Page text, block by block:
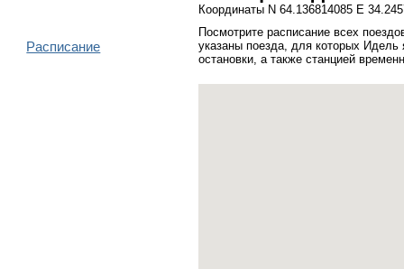
Координаты N 64.136814085 E
Посмотрите расписание всех
указаны поезда, для которых Идель
остановки, а также станцией
Расписание